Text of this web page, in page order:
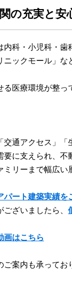
の充実と安
内科・小児科・歯
ニックモール」
る医療環境が整っ
交通アクセス」「
要に支えられ、不
ミリーまで幅広い
パート建築実績を
ざいましたら、
画はこちら
ご案内も承って